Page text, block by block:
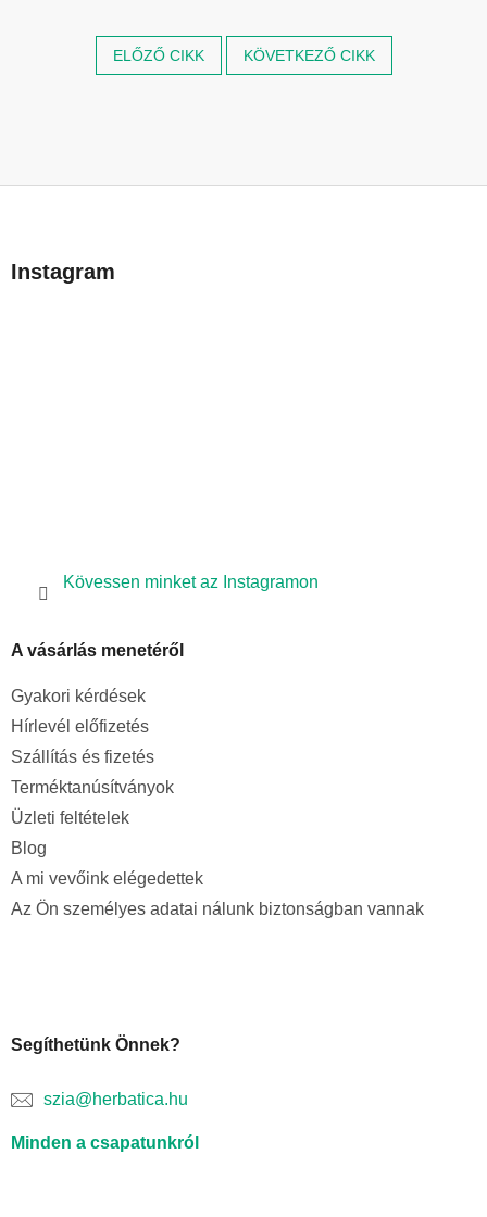
ELŐZŐ CIKK KÖVETKEZŐ CIKK
bInstagram
Kövessen minket az Instagramon
A vásárlás menetéről
Gyakori kérdések
Hírlevél előfizetés
Szállítás és fizetés
Terméktanúsítványok
Üzleti feltételek
Blog
A mi vevőink elégedettek
Az Ön személyes adatai nálunk biztonságban vannak
Segíthetünk Önnek?
szia@herbatica.hu
Minden a csapatunkról